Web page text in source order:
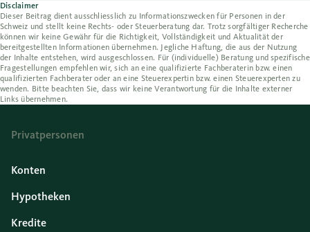
Disclaimer
Dieser Beitrag dient ausschliesslich zu Informationszwecken für Personen in der
Schweiz und stellt keine Rechts- oder Steuerberatung dar. Trotz sorgfältiger Recherche
können wir keine Gewähr für die Richtigkeit, Vollständigkeit und Aktualität der
bereitgestellten Informationen übernehmen. Jegliche Haftung, die aus der Nutzung
der Inhalte entstehen, wird ausgeschlossen. Für (individuelle) Beratung und spezifische
Fragestellungen empfehlen wir, sich an eine qualifizierte Fachberaterin bzw. einen
qualifizierten Fachberater oder an eine Steuerexpertin bzw. einen Steuerexperten zu
wenden. Bitte beachten Sie, dass wir keine Verantwortung für die Inhalte externer
Links übernehmen.
Privatpersonen
Konten
Hypotheken
Kredite